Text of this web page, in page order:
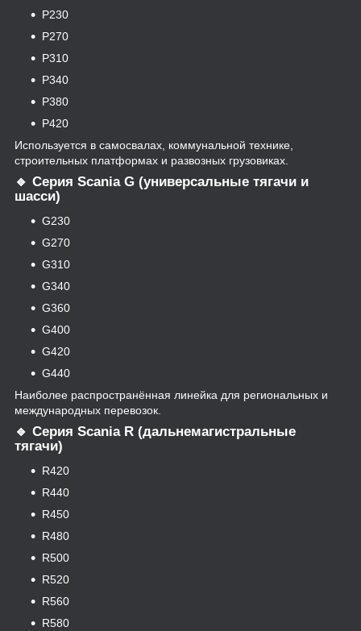
P230
P270
P310
P340
P380
P420
Используется в самосвалах, коммунальной технике,
строительных платформах и развозных грузовиках.
🔹 Серия Scania G (универсальные тягачи и
шасси)
G230
G270
G310
G340
G360
G400
G420
G440
Наиболее распространённая линейка для региональных и
международных перевозок.
🔹 Серия Scania R (дальнемагистральные
тягачи)
R420
R440
R450
R480
R500
R520
R560
R580